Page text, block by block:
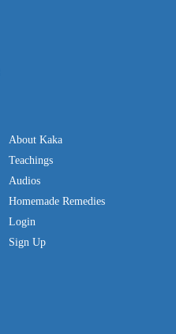
About Kaka
Teachings
Audios
Homemade Remedies
Login
Sign Up